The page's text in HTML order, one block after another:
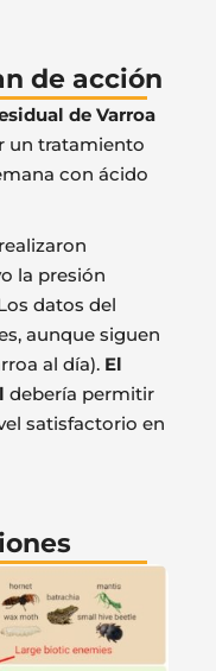
de acción
de Varroa
un tratamiento
con ácido
la presión
datos del
aunque siguen
al día). El
debería permitir
satisfactorio en